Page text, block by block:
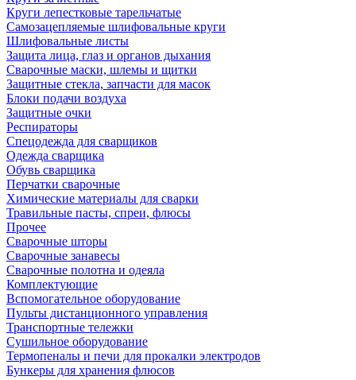
Круги лепестковые тарельчатые
Самозацепляемые шлифовальные круги
Шлифовальные листы
Защита лица, глаз и органов дыхания
Сварочные маски, шлемы и щитки
Защитные стекла, запчасти для масок
Блоки подачи воздуха
Защитные очки
Респираторы
Спецодежда для сварщиков
Одежда сварщика
Обувь сварщика
Перчатки сварочные
Химические материалы для сварки
Травильные пасты, спреи, флюсы
Прочее
Сварочные шторы
Сварочные занавесы
Сварочные полотна и одеяла
Комплектующие
Вспомогательное оборудование
Пульты дистанционного управления
Транспортные тележки
Сушильное оборудование
Термопеналы и печи для прокалки электродов
Бункеры для хранения флюсов